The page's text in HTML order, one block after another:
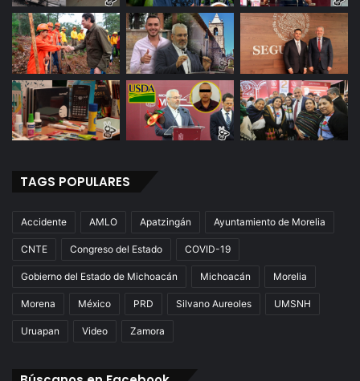
TAGS POPULARES
Accidente AMLO Apatzingán Ayuntamiento de Morelia
CNTE Congreso del Estado COVID-19
Gobierno del Estado de Michoacán Michoacán Morelia
Morena México PRD Silvano Aureoles UMSNH
Uruapan Video Zamora